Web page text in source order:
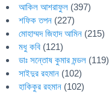
আকিল আশরাফুল (397)
শফিক তপন (227)
মোহাম্মদ জিহাদ আমিন (215)
মধু কবি (121)
ডাঃ সন্তোষ কুমার মন্ডল (119)
সাইদুর রহমান (102)
হাকিকুর রহমান (102)